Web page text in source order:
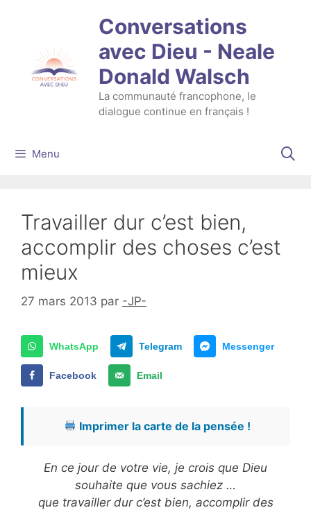
Conversations
avec Dieu - Neale
Donald Walsch
La communauté francophone, le
dialogue continue en français !
Menu
Travailler dur c’est bien,
accomplir des choses c’est
mieux
27 mars 2013 par -JP-
WhatsApp Telegram Messenger
Facebook Email
Imprimer la carte de la pensée !
En ce jour de votre vie, je crois que Dieu
souhaite que vous sachiez …
que travailler dur c’est bien, accomplir des